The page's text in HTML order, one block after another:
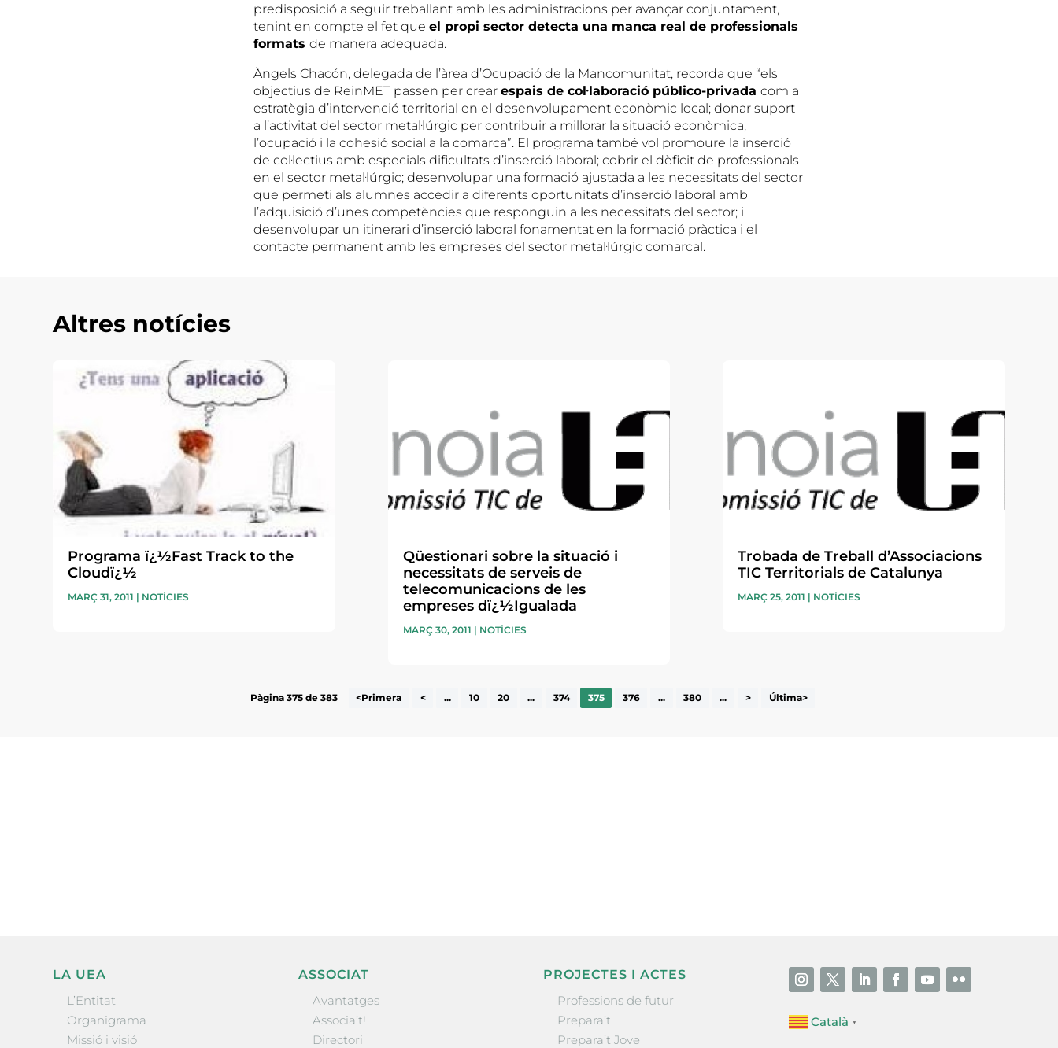
predisposició a seguir treballant amb les administracions per avançar conjuntament,
tenint en compte el fet que el propi sector detecta una manca real de professionals
formats de manera adequada.
Àngels Chacón, delegada de l’àrea d’Ocupació de la Mancomunitat, recorda que “els
objectius de ReinMET passen per crear espais de col·laboració público-privada com a
estratègia d’intervenció territorial en el desenvolupament econòmic local; donar suport
a l’activitat del sector metal·lúrgic per contribuir a millorar la situació econòmica,
l’ocupació i la cohesió social a la comarca”. El programa també vol promoure la inserció
de col·lectius amb especials dificultats d’inserció laboral; cobrir el dèficit de professionals
en el sector metal·lúrgic; desenvolupar una formació ajustada a les necessitats del sector
que permeti als alumnes accedir a diferents oportunitats d’inserció laboral amb
l’adquisició d’unes competències que responguin a les necessitats del sector; i
desenvolupar un itinerari d’inserció laboral fonamentat en la formació pràctica i el
contacte permanent amb les empreses del sector metal·lúrgic comarcal.
Altres notícies
Programa ï¿½Fast Track to the
Cloudï¿½
MARÇ 31, 2011 | NOTÍCIES
Qüestionari sobre la situació i
necessitats de serveis de
telecomunicacions de les
empreses dï¿½Igualada
MARÇ 30, 2011 | NOTÍCIES
Trobada de Treball d’Associacions
TIC Territorials de Catalunya
MARÇ 25, 2011 | NOTÍCIES
Pàgina 375 de 383 <Primera < ... 10 20 ... 374 375 376 ... 380 ... > Última>
LA UEA
L’Entitat
Organigrama
Missió i visió
ASSOCIAT
Avantatges
Associa’t!
Directori
PROJECTES I ACTES
Professions de futur
Prepara’t
Prepara’t Jove
Català ▼